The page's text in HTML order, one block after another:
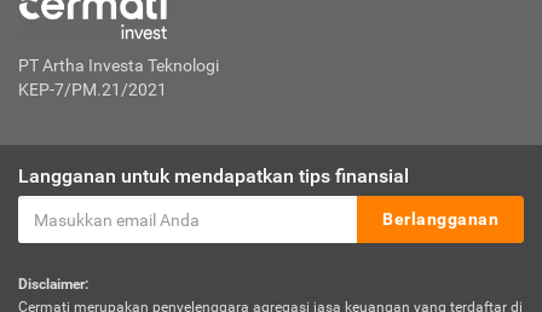
PT Artha Investa Teknologi
KEP-7/PM.21/2021
Langganan untuk mendapatkan tips finansial
Berlangganan
Disclaimer:
Cermati merupakan penyelenggara agregasi jasa keuangan yang terdaftar di